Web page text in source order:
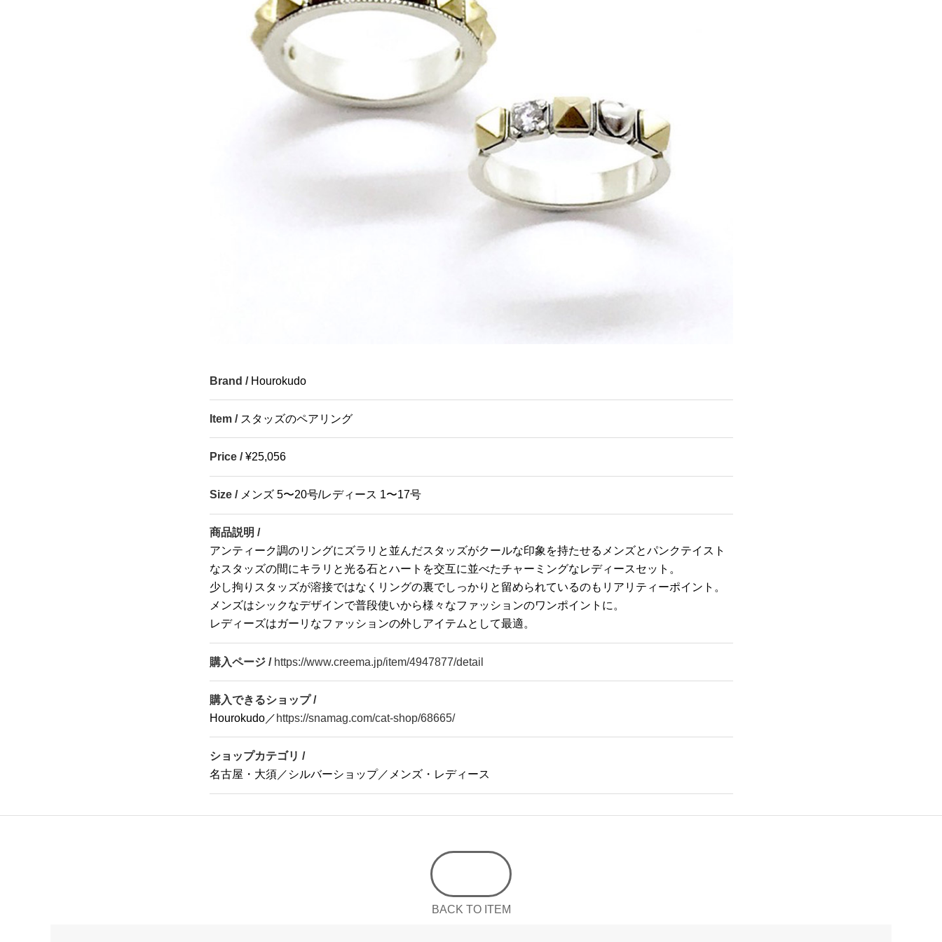
Brand / Hourokudo
Item / スタッズのペアリング
Price /¥25,056
Size / メンズ 5〜20号/レディース 1〜17号
商品説明 /
アンティーク調のリングにズラリと並んだスタッズがクールな印象を持たせるメンズとパンクテイスト
なスタッズの間にキラリと光る石とハートを交互に並べたチャーミングなレディースセット。
少し拘りスタッズが溶接ではなくリングの裏でしっかりと留められているのもリアリティーポイント。
メンズはシックなデザインで普段使いから様々なファッションのワンポイントに。
レディーズはガーリなファッションの外しアイテムとして最適。
購入ページ / https://www.creema.jp/item/4947877/detail
購入できるショップ /
Hourokudo／ https://snamag.com/cat-shop/68665/
ショップカテゴリ /
名古屋・大須／シルバーショップ／メンズ・レディース
BACK TO ITEM